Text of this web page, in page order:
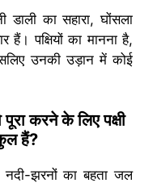
डाली का सहारा, घोंसला
पक्षियों का मानना है,
उनकी उड़ान में कोई
करने के लिए पक्षी
हैं?
झरनों का बहता जल